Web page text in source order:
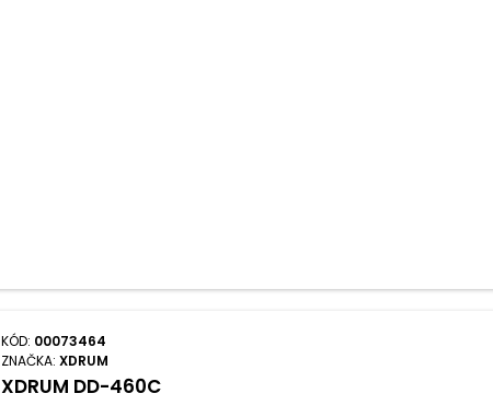
KÓD: 00073464
ZNAČKA:XDRUM
XDRUM DD-460C